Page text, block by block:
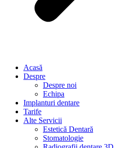
Acasă
Despre
Despre noi
Echipa
Implanturi dentare
Tarife
Alte Servicii
Estetică Dentară
Stomatologie